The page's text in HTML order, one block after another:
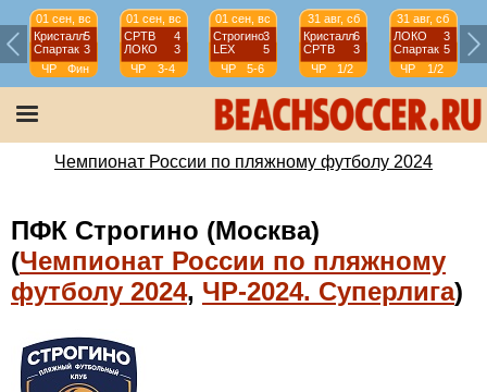
01 сен, вс
Кристалл5
Спартак 3
ЧР
Фин
01 сен, вс
СРТВ
4
ЛОКО
3
ЧР
3-4
01 сен, вс
Строгино3
LEX
5
ЧР
5-6
31 авг, сб
Кристалл6
СРТВ
3
ЧР
1/2
31 авг, сб
ЛОКО
3
Спартак 5
ЧР
1/2
Чемпионат России по пляжному футболу 2024
ПФК Строгино (Москва)
(Чемпионат России по пляжному
футболу 2024, ЧР-2024. Суперлига)